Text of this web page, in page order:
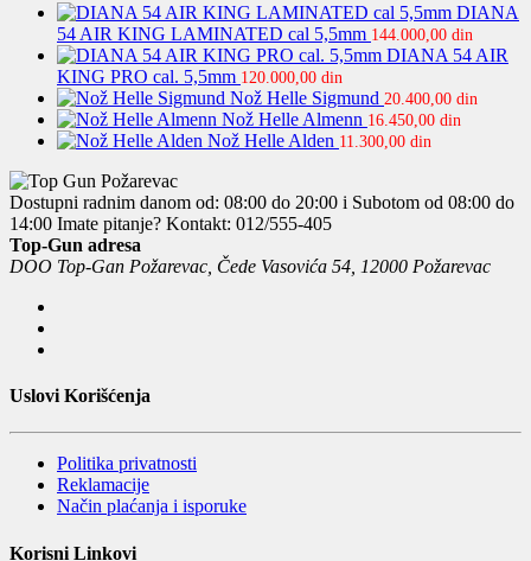
DIANA
54 AIR KING LAMINATED cal 5,5mm 144.000,00 din
DIANA 54 AIR
KING PRO cal. 5,5mm 120.000,00 din
Nož Helle Sigmund 20.400,00 din
Nož Helle Almenn 16.450,00 din
Nož Helle Alden 11.300,00 din
Dostupni radnim danom od: 08:00 do 20:00 i Subotom od 08:00 do
14:00 Imate pitanje? Kontakt: 012/555-405
Top-Gun adresa
DOO Top-Gan Požarevac, Čede Vasovića 54, 12000 Požarevac
Uslovi Korišćenja
Politika privatnosti
Reklamacije
Način plaćanja i isporuke
Korisni Linkovi